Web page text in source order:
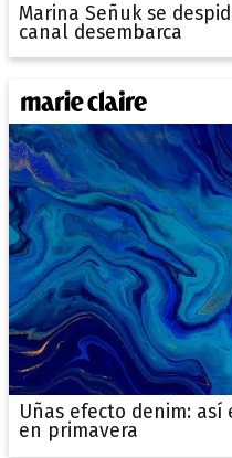
Marina Señuk se
canal desembarca
Uñas efecto denim:
en primavera